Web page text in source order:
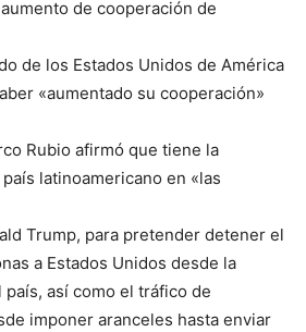
de cooperación de
de los Estados Unidos de América
«aumentado su cooperación»
Rubio afirmó que tiene la
latinoamericano en «las
Trump, para pretender detener el
a Estados Unidos desde la
así como el tráfico de
imponer aranceles hasta enviar